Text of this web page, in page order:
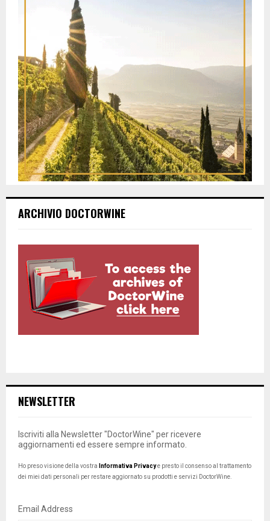
ARCHIVIO DOCTORWINE
NEWSLETTER
Iscriviti alla Newsletter "DoctorWine" per ricevere
aggiornamenti ed essere sempre informato.
Ho preso visione della vostra Informativa Privacye presto il consenso al trattamento
dei miei dati personali per restare aggiornato su prodotti e servizi DoctorWine.
Email Address